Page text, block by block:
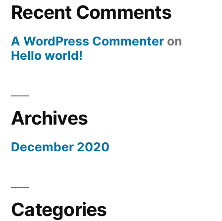
Recent Comments
A WordPress Commenter on
Hello world!
Archives
December 2020
Categories